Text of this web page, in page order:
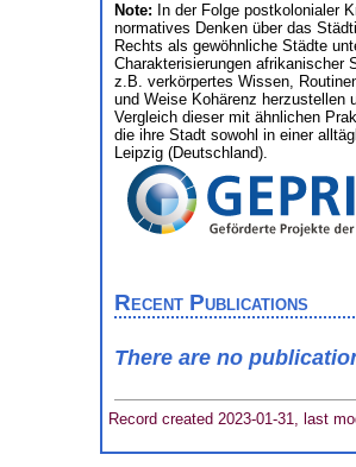
Note: In der Folge postkolonialer
normatives Denken über das
Rechts als gewöhnliche Städte
Charakterisierungen afrikanischer
z.B. verkörpertes Wissen,
und Weise Kohärenz herzustellen
Vergleich dieser mit ähnlichen
die ihre Stadt sowohl in einer
Leipzig (Deutschland).
Recent Publications
There are no
Record created 2023-01-31, last